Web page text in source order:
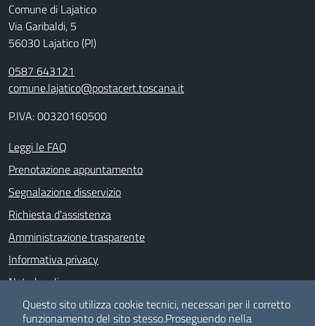
Comune di Lajatico
Via Garibaldi, 5
56030 Lajatico (PI)
0587 643121
comune.lajatico@postacert.toscana.it
P.IVA: 00320160500
Leggi le FAQ
Prenotazione appuntamento
Segnalazione disservizio
Richiesta d'assistenza
Amministrazione trasparente
Informativa privacy
Note legali
Dichiarazione di accessibilità
Questo sito utilizza cookie tecnici, necessari per il corretto
funzionamento del sito stesso.Proseguendo nella